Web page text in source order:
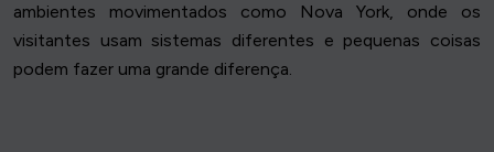
ambientes movimentados como Nova York, onde os
visitantes usam sistemas diferentes e pequenas coisas
podem fazer uma grande diferença.